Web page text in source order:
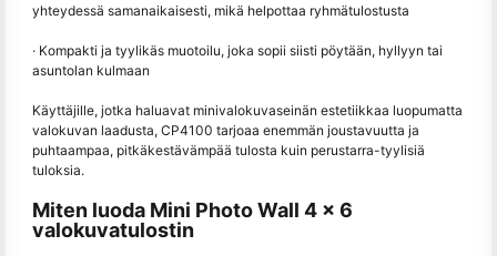
yhteydessä samanaikaisesti, mikä helpottaa ryhmätulostusta
· Kompakti ja tyylikäs muotoilu, joka sopii siisti pöytään, hyllyyn tai
asuntolan kulmaan
Käyttäjille, jotka haluavat minivalokuvaseinän estetiikkaa luopumatta
valokuvan laadusta, CP4100 tarjoaa enemmän joustavuutta ja
puhtaampaa, pitkäkestävämpää tulosta kuin perustarra-tyylisiä
tuloksia.
Miten luoda Mini Photo Wall 4 × 6
valokuvatulostin